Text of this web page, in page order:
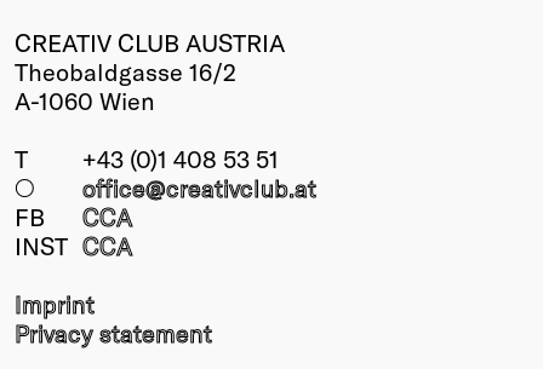
CREATIV CLUB AUSTRIA
Theobaldgasse 16/2
A-1060 Wien
T
+43 (0)1 408 53 51
○
office@creativclub.at
FB
CCA
INST CCA
Imprint
Privacy statement